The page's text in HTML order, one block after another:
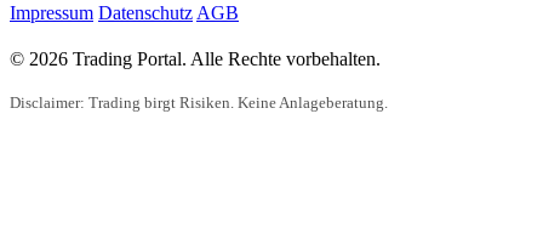
Impressum Datenschutz AGB
© 2026 Trading Portal. Alle Rechte vorbehalten.
Disclaimer: Trading birgt Risiken. Keine Anlageberatung.